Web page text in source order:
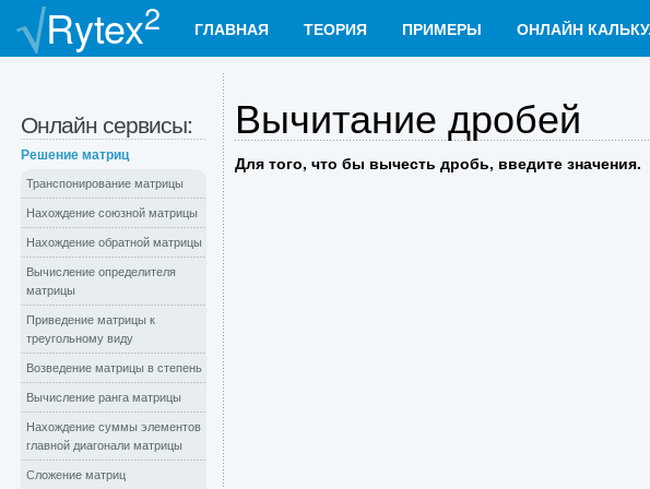
Rytex2 ГЛАВНАЯ ТЕОРИЯ ПРИМЕРЫ ОНЛАЙН
Онлайн сервисы:
Решение матриц
Транспонирование матрицы
Нахождение союзной матрицы
Нахождение обратной матрицы
Вычисление определителя
матрицы
Приведение матрицы к
треугольному виду
Возведение матрицы в степень
Вычисление ранга матрицы
Нахождение суммы элементов
главной диагонали матрицы
Сложение матриц
Вычитание дробей
Для того, что бы вычесть дробь, введите значения.